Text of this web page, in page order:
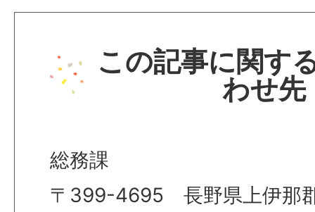
この記事に関す
わせ先
総務課
〒399-4695 長野県上伊那